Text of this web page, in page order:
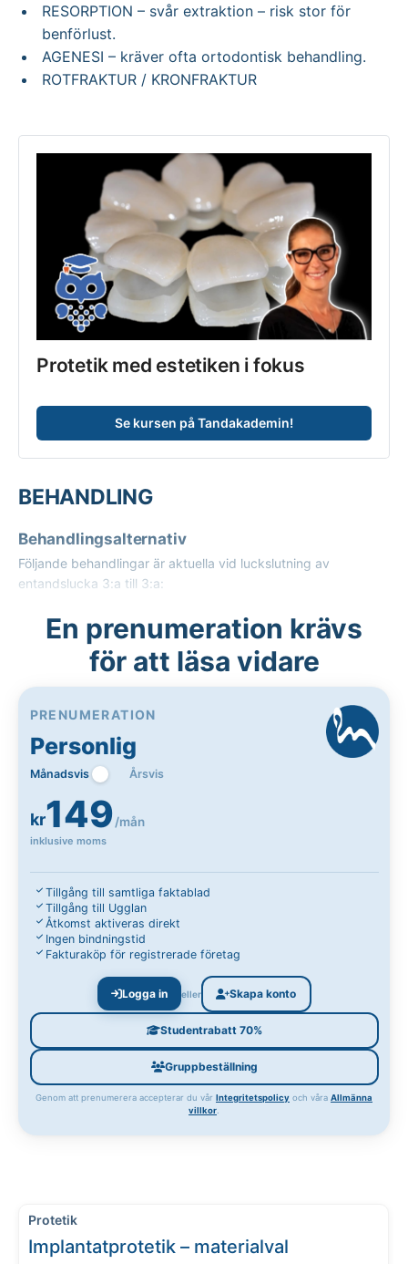
RESORPTION – svår extraktion – risk stor för
benförlust.
AGENESI – kräver ofta ortodontisk behandling.
ROTFRAKTUR / KRONFRAKTUR
Protetik med estetiken i fokus
Se kursen på Tandakademin!
BEHANDLING
Behandlingsalternativ
Följande behandlingar är aktuella vid luckslutning av
entandslucka 3:a till 3:a:
En prenumeration krävs
för att läsa vidare
PRENUMERATION
Personlig
Månadsvis Årsvis
kr149/mån
inklusive moms
Tillgång till samtliga faktablad
Tillgång till Ugglan
Åtkomst aktiveras direkt
Ingen bindningstid
Fakturaköp för registrerade företag
Logga in eller Skapa konto
Studentrabatt 70%
Gruppbeställning
Genom att prenumerera accepterar du vår Integritetspolicy och våra Allmänna
villkor
Protetik
Implantatprotetik – materialval